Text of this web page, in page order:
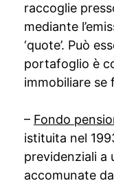
raccoglie
mediante
‘quote’. Può
portafoglio è
immobiliare se
– Fondo
istituita nel
previdenziali a
accomunate